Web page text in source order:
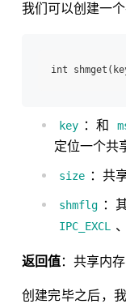
我们可以创建一
key ：和
定位一个共
size ：共
shmflg ：
IPC_EXCL 、
返回值：共享内
创建完毕之后，